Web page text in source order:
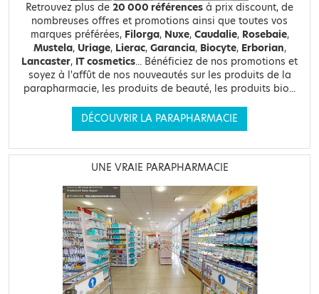
Retrouvez plus de 20 000 références à prix discount, de
nombreuses offres et promotions ainsi que toutes vos
marques préférées, Filorga, Nuxe, Caudalie, Rosebaie,
Mustela, Uriage, Lierac, Garancia, Biocyte, Erborian,
Lancaster, IT cosmetics... Bénéficiez de nos promotions et
soyez à l'affût de nos nouveautés sur les produits de la
parapharmacie, les produits de beauté, les produits bio...
DÉCOUVRIR LA PARAPHARMACIE
UNE VRAIE PARAPHARMACIE